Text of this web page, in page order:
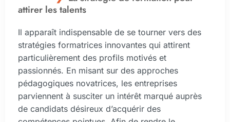
attirer les talents
Il apparaît indispensable de se tourner vers des
stratégies formatrices innovantes qui attirent
particulièrement des profils motivés et
passionnés. En misant sur des approches
pédagogiques novatrices, les entreprises
parviennent à susciter un intérêt marqué auprès
de candidats désireux d’acquérir des